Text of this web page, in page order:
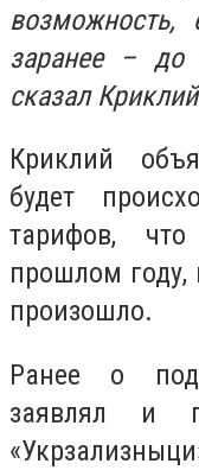
возможность,
заранее – до
сказал
Криклий
будет
тарифов,
прошлом году,
произошло.
Ранее о
заявлял и